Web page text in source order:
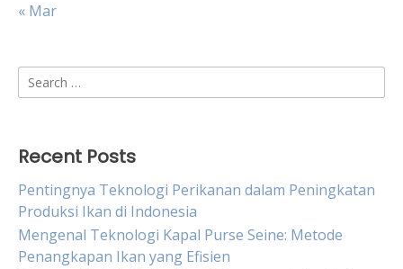
« Mar
Search
for:
Recent Posts
Pentingnya Teknologi Perikanan dalam Peningkatan
Produksi Ikan di Indonesia
Mengenal Teknologi Kapal Purse Seine: Metode
Penangkapan Ikan yang Efisien